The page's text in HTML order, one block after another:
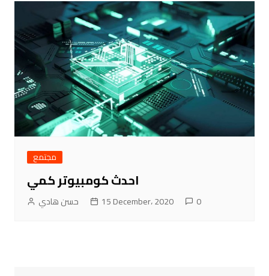
مجتمع
احدث كومبيوتر كمي
حسن هادي 15 December، 2020 0